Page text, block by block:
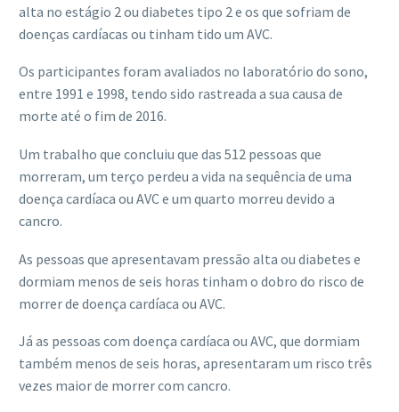
alta no estágio 2 ou diabetes tipo 2 e os que sofriam de
doenças cardíacas ou tinham tido um AVC.
Os participantes foram avaliados no laboratório do sono,
entre 1991 e 1998, tendo sido rastreada a sua causa de
morte até o fim de 2016.
Um trabalho que concluiu que das 512 pessoas que
morreram, um terço perdeu a vida na sequência de uma
doença cardíaca ou AVC e um quarto morreu devido a
cancro.
As pessoas que apresentavam pressão alta ou diabetes e
dormiam menos de seis horas tinham o dobro do risco de
morrer de doença cardíaca ou AVC.
Já as pessoas com doença cardíaca ou AVC, que dormiam
também menos de seis horas, apresentaram um risco três
vezes maior de morrer com cancro.